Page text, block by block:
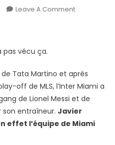
Leave A CommentOn
Entraîneur
–
MLS
–
Inter
pas vécu ça.
Tata Martino et après
off de MLS, l’Inter Miami a
de Lionel Messi et de
son entraîneur. Javier
effet l’équipe de Miami